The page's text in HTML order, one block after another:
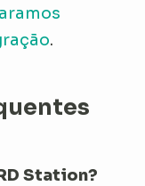
.
Station?